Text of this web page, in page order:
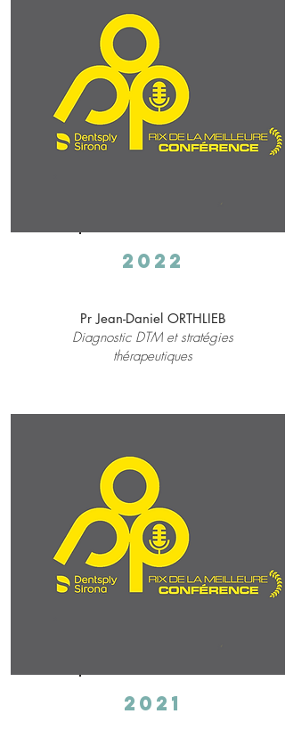
2022
Pr Jean-Daniel ORTHLIEB
Diagnostic DTM et stratégies
thérapeutiques
2021